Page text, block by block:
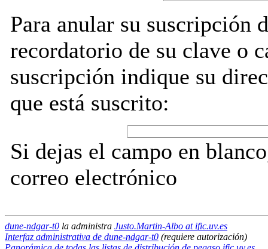
Para anular su suscripción
recordatorio de su clave o
suscripción indique su
que está suscrito:
Si dejas el campo en
correo electrónico
dune-ndgar-t0 la administra Justo.Martin-Albo at ific.uv.es
Interfaz administrativa de dune-ndgar-t0 (requiere autorización)